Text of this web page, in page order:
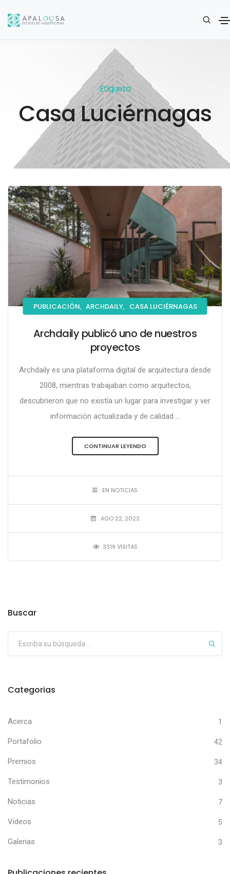
Etiqueta
Casa Luciérnagas
PUBLICACIÓN, ARCHDAILY, CASA LUCIÉRNAGAS
Archdaily publicó uno de nuestros
proyectos
Archdaily es una plataforma digital de arquitectura desde
2008, mientras trabajaban como arquitectos,
descubrieron que no existía un lugar para investigar y ver
información actualizada y de calidad ...
CONTINUAR LEYENDO
EN NOTICIAS
AGO 22, 2022
3319 VISITAS
Buscar
Categorias
Acerca 1
Portafolio 42
Premios 34
Testimonios 3
Noticias 7
Videos 5
Galerias 3